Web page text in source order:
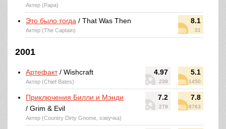
Актер (Papa)
8.1
31
Это было тогда / That Was Then
Актер (The Captain)
2001
4.97
239
5.1
1450
Артефакт/ Wishcraft
Актер (Chief Bates)
7.2
279
7.8
8763
Приключения Билли и Мэнди
/ Grim & Evil
Актер (Country Dirty Gnome, озвучка)